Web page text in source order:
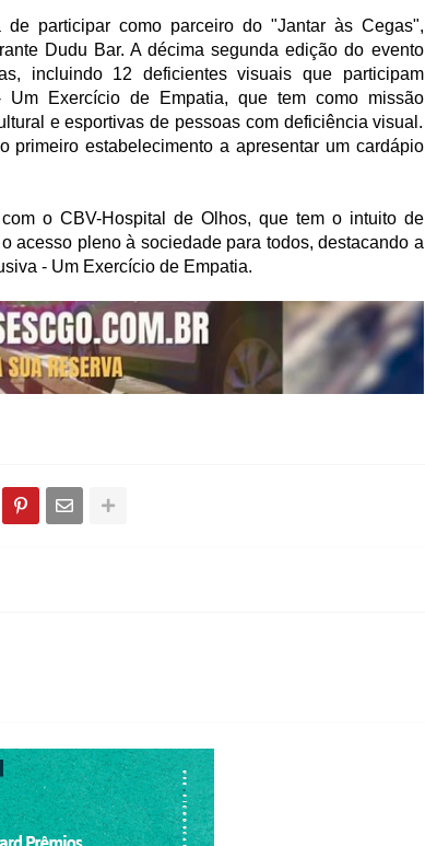
participar como parceiro do "Jantar às Cegas",
Dudu Bar. A décima segunda edição do evento
incluindo 12 deficientes visuais que participam
Exercício de Empatia, que tem como missão
e esportivas de pessoas com deficiência visual.
primeiro estabelecimento a apresentar um cardápio
o CBV-Hospital de Olhos, que tem o intuito de
acesso pleno à sociedade para todos, destacando a
- Um Exercício de Empatia.